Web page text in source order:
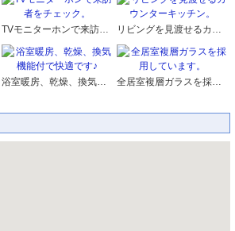
TVモニターホンで来訪者をチェック。 リビングを見渡せるカウンターキッチン。
浴室暖房、乾燥、換気機能付で快適です♪ 全居室複層ガラスを採用しています。